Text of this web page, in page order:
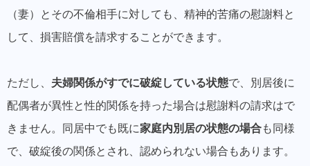
（妻）とその不倫相手に対しても、精神的苦痛の慰謝料と
して、損害賠償を請求することができます。
ただし、 夫婦関係がすでに破綻している状態で、別居後に
配偶者が異性と性的関係を持った場合は慰謝料の請求はで
きません。同居中でも既に家庭内別居の状態の場合も同様
で、破綻後の関係とされ、認められない場合もあります。